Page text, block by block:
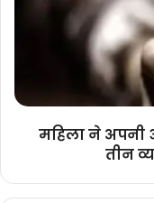
पर
व्यक्तियों
लिखे.....
महिला ने अपनी
तीन